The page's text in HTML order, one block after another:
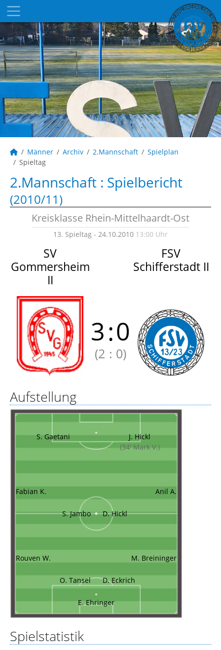
Männer Archiv 2.Mannschaft
Spielplan
Spieltag
2.Mannschaft : Spielbericht
(2010/11)
Kreisklasse Rhein-Mittelhaardt-Ost
13. Spieltag - 24.10.2010 13:00 Uhr
SV
Gommersheim
II
FSV
Schifferstadt II
3:0
(2 : 0)
Aufstellung
S. Gaetani
J. Hickl
(34' Mark V.)
Fabian K. Anil A.
S. Jambo D. Hickl
Rouven W. M. Breininger
O. Tansel D. Eckrich
E. Ehringer
Spielstatistik